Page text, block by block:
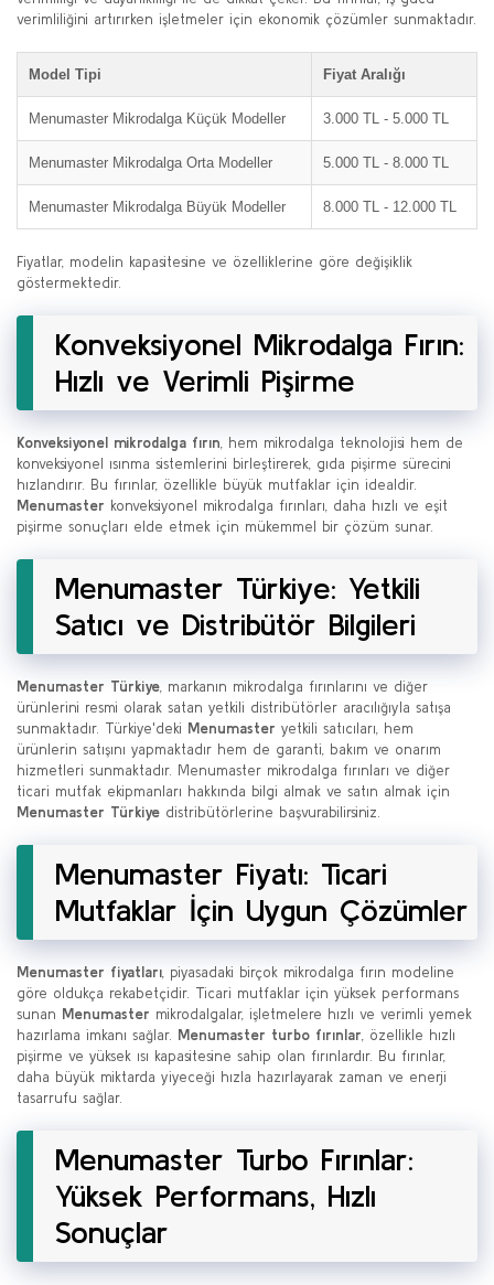
verimliliğini artırırken işletmeler için ekonomik çözümler sunmaktadır.
Model Tipi Fiyat Aralığı
Menumaster Mikrodalga Küçük Modeller 3.000 TL - 5.000 TL
Menumaster Mikrodalga Orta Modeller 5.000 TL - 8.000 TL
Menumaster Mikrodalga Büyük Modeller 8.000 TL - 12.000 TL
Fiyatlar, modelin kapasitesine ve özelliklerine göre değişiklik
göstermektedir.
Konveksiyonel Mikrodalga Fırın:
Hızlı ve Verimli Pişirme
Konveksiyonel mikrodalga fırın, hem mikrodalga teknolojisi hem de
konveksiyonel ısınma sistemlerini birleştirerek, gıda pişirme sürecini
hızlandırır. Bu fırınlar, özellikle büyük mutfaklar için idealdir.
Menumaster konveksiyonel mikrodalga fırınları, daha hızlı ve eşit
pişirme sonuçları elde etmek için mükemmel bir çözüm sunar.
Menumaster Türkiye: Yetkili
Satıcı ve Distribütör Bilgileri
Menumaster Türkiye, markanın mikrodalga fırınlarını ve diğer
ürünlerini resmi olarak satan yetkili distribütörler aracılığıyla satışa
sunmaktadır. Türkiye'deki Menumaster yetkili satıcıları, hem
ürünlerin satışını yapmaktadır hem de garanti, bakım ve onarım
hizmetleri sunmaktadır. Menumaster mikrodalga fırınları ve diğer
ticari mutfak ekipmanları hakkında bilgi almak ve satın almak için
Menumaster Türkiye distribütörlerine başvurabilirsiniz.
Menumaster Fiyatı: Ticari
Mutfaklar İçin Uygun Çözümler
Menumaster fiyatları, piyasadaki birçok mikrodalga fırın modeline
göre oldukça rekabetçidir. Ticari mutfaklar için yüksek performans
sunan Menumaster mikrodalgalar, işletmelere hızlı ve verimli yemek
hazırlama imkanı sağlar. Menumaster turbo fırınlar, özellikle hızlı
pişirme ve yüksek ısı kapasitesine sahip olan fırınlardır. Bu fırınlar,
daha büyük miktarda yiyeceği hızla hazırlayarak zaman ve enerji
tasarrufu sağlar.
Menumaster Turbo Fırınlar:
Yüksek Performans, Hızlı
Sonuçlar